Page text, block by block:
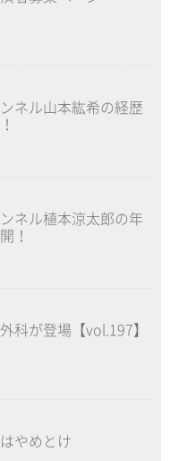
ネル山本紘希の経歴
ネル植本涼太郎の年
！
科が登場【vol.197】
やめとけ